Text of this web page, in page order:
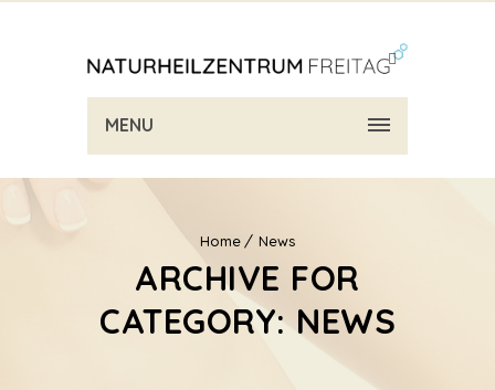
MENU
Home News
ARCHIVE FOR
CATEGORY: NEWS